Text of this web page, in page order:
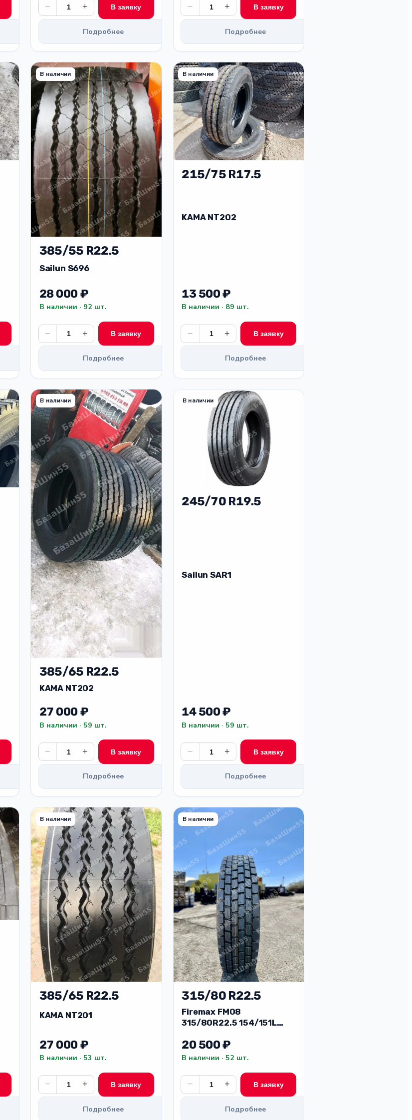
− + В заявку
Подробнее
− + В заявку
Подробнее
В наличии
385/55 R22.5
Sailun S696
28 000 ₽
В наличии · 92 шт.
− + В заявку
Подробнее
В наличии
215/75 R17.5
KAMA NT202
13 500 ₽
В наличии · 89 шт.
− + В заявку
Подробнее
В наличии
385/65 R22.5
KAMA NT202
27 000 ₽
В наличии · 59 шт.
− + В заявку
Подробнее
В наличии
245/70 R19.5
Sailun SАR1
14 500 ₽
В наличии · 59 шт.
− + В заявку
Подробнее
В наличии
385/65 R22.5
KAMA NT201
27 000 ₽
В наличии · 53 шт.
− + В заявку
Подробнее
В наличии
315/80 R22.5
Firemax FM08
315/80R22.5 154/151L
20 500 ₽
В наличии · 52 шт.
− + В заявку
Подробнее